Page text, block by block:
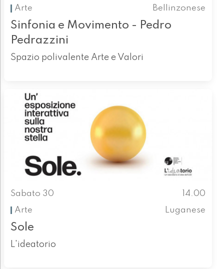
Arte
Bellinzonese
Sinfonia e Movimento - Pedro
Pedrazzini
Spazio polivalente Arte e Valori
Sabato 30
14.00
Arte
Luganese
Sole
L'ideatorio